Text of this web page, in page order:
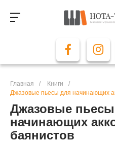
Главная / Книги
/
Джазовые пьесы для начинающих
Джазовые
начинающих
баянистов